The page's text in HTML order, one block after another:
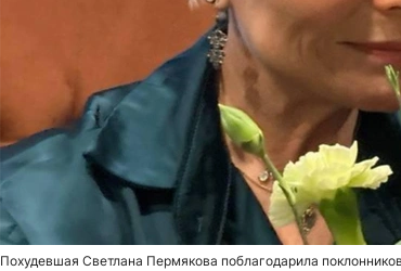
Похудевшая Светлана Пермякова поблагодарила